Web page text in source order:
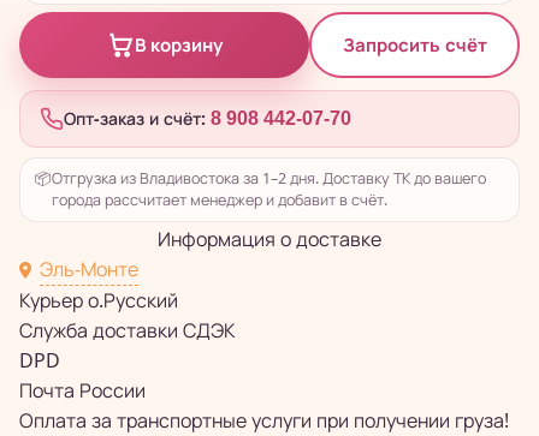
В корзину Запросить счёт
Опт-заказ и счёт: 8 908 442-07-70
📦Отгрузка из Владивостока за 1–2 дня. Доставку ТК до вашего
города рассчитает менеджер и добавит в счёт.
Информация о доставке
Эль-Монте
Курьер о.Русский
Служба доставки СДЭК
DPD
Почта России
Оплата за транспортные услуги при получении груза!